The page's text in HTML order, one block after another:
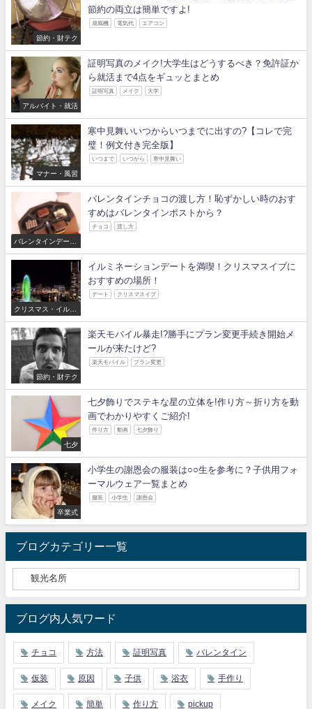
節約・財テク
節約の両立は簡単ですよ!
扇風機 電気代 エアコン
アルバイト・就活
証明写真のメイク!大学生はどうするべき？免許証か
ら就活まで4点をギュッとまとめ
証明写真 メイク 大学
マナー・風習
寒中見舞いいつからいつまでに出すの?【コレで完
璧！例文付き完全版】
いつまで いつから 寒中見舞い
バレンタインデー・
ホワイトデー
バレンタインチョコの渡し方！恥ずかしい時のおす
すめはバレンタインポストから？
チョコ 渡し方
クリスマス・イルミ
ネーション
イルミネーションデートを満喫！クリスマスイブに
おすすめの場所！
デート クリスマスイブ
節約・財テク
楽天モバイル暴走!?勝手にプラン変更手続き開始メ
ールが来たけど?
楽天モバイル プラン変更
七夕
七夕飾りでステキな星の立体を!作り方～折り方を動
画でわかりやすくご紹介!
作り方 動画 七夕飾り
卒業式
小学生の謝恩会の服装は○○生を参考に？子供用フォ
ーマルウェア一覧まとめ
服装 小学生 謝恩会
ブログカテゴリー一覧
ブログ内人気ワード
チョコ 方法 証明写真 バレンタイン
仮装 原因 子供 浴衣 手作り
メイク 簡単 作り方 pickup